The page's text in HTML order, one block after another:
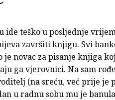
ide teško u posljednje
završiti knjigu. Svi
je novac za pisanje knjiga
ga vjerovnici. Na sam
(na sreću, već prije je
u radnu sobu mu je